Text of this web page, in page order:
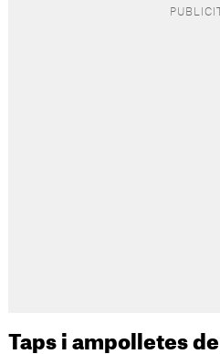
Taps i ampolletes